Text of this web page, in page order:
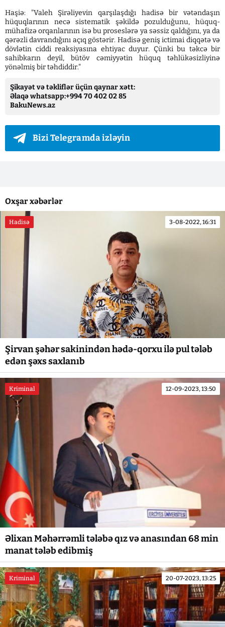
Haşiə: "Valeh Şirəliyevin qarşılaşdığı hadisə bir vətəndaşın
hüquqlarının necə sistematik şəkildə pozulduğunu, hüquq-
mühafizə orqanlarının isə bu proseslərə ya səssiz qaldığını, ya da
qərəzli davrandığını açıq göstərir. Hadisə geniş ictimai diqqətə və
dövlətin ciddi reaksiyasına ehtiyac duyur. Çünki bu təkcə bir
sahibkarın deyil, bütöv cəmiyyətin hüquq təhlükəsizliyinə
yönəlmiş bir təhdiddir."
Şikayət və təkliflər üçün qaynar xətt:
Əlaqə whatsapp:+994 70 402 02 85
BakuNews.az
Bizi Telegramda izləyin
Oxşar xəbərlər
Hadisə 3-08-2022, 16:31
Şirvan şəhər sakinindən hədə-qorxu ilə pul tələb
edən şəxs saxlanıb
Kriminal 12-09-2023, 13:50
Əlixan Məhərrəmli tələbə qız və anasından 68 min
manat tələb edibmiş
Kriminal 20-07-2023, 13:25